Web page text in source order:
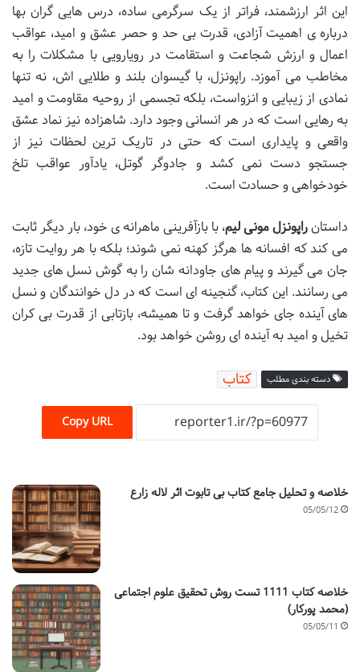
این اثر ارزشمند، فراتر از یک سرگرمی ساده، درس هایی گران بها
درباره ی اهمیت آزادی، قدرت بی حد و حصر عشق و امید، عواقب
اعمال و ارزش شجاعت و استقامت در رویارویی با مشکلات را به
مخاطب می آموزد. راپونزل، با گیسوان بلند و طلایی اش، نه تنها
نمادی از زیبایی و انزواست، بلکه تجسمی از روحیه مقاومت و امید
به رهایی است که در هر انسانی وجود دارد. شاهزاده نیز نماد عشق
واقعی و پایداری است که حتی در تاریک ترین لحظات نیز از
جستجو دست نمی کشد و جادوگر گوتل، یادآور عواقب تلخ
خودخواهی و حسادت است.
داستانراپونزل مونی لیم، با بازآفرینی ماهرانه ی خود، بار دیگر ثابت
می کند که افسانه ها هرگز کهنه نمی شوند؛ بلکه با هر روایت تازه،
جان می گیرند و پیام های جاودانه شان را به گوش نسل های جدید
می رسانند. این کتاب، گنجینه ای است که در دل خوانندگان و نسل
های آینده جای خواهد گرفت و تا همیشه، بازتابی از قدرت بی کران
تخیل و امید به آینده ای روشن خواهد بود.
دسته بندی مطلب کتاب
Copy URL
خلاصه و تحلیل جامع کتاب بی تابوت اثر لاله زارع
05/05/12
خلاصه کتاب 1111 تست روش تحقیق علوم اجتماعی
(محمد پورکار)
05/05/11